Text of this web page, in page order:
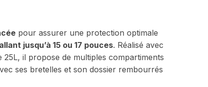
pour assurer une protection optimale
jusqu’à 15 ou 17 pouces. Réalisé avec
il propose de multiples compartiments
ses bretelles et son dossier rembourrés